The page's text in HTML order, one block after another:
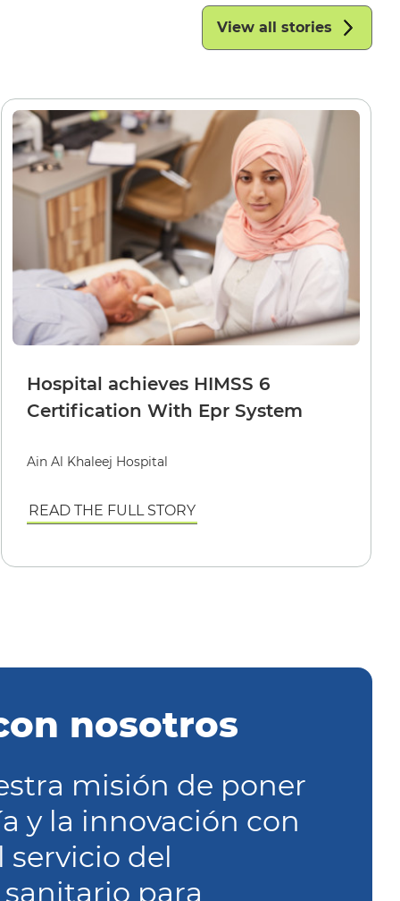
View all stories
Hospital achieves HIMSS 6
Certification With Epr System
Ain Al Khaleej Hospital
READ THE FULL STORY
nosotros
misión de poner
y la innovación con
servicio del
para